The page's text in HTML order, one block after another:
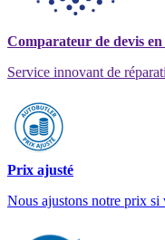
Comparateur de devis en
Service innovant de
Prix ajusté
Nous ajustons notre prix